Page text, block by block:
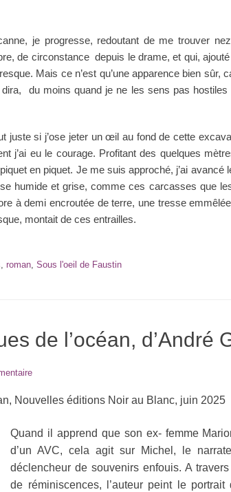
je progresse, redoutant de me trouver
de circonstance depuis le drame, et qui,
Mais ce n’est qu’une apparence bien sûr,
du moins quand je ne les sens pas
juste si j’ose jeter un œil au fond de cette
j’ai eu le courage. Profitant des quelques
en piquet. Je me suis approché, j’ai avancé
humide et grise, comme ces carcasses que
à demi encroutée de terre, une tresse
montait de ces entrailles.
roman Sous l'oeil de Faustin
de l’océan, d’André
Nouvelles éditions Noir au Blanc, juin 2025
Quand il apprend que son ex- femme
d’un AVC, cela agit sur Michel, le
déclencheur de souvenirs enfouis. A
de réminiscences, l’auteur peint le portrait